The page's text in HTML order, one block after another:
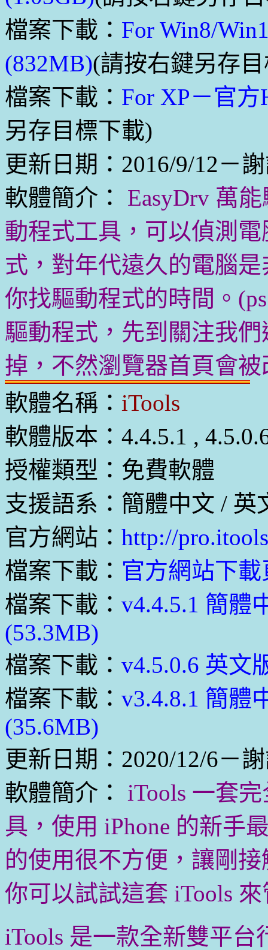
檔案下載： For Win8/
(832MB)(請按右鍵另存
檔案下載： For XP－官
另存目標下載)
更新日期：2016/9/12－
軟體簡介：
EasyDrv 萬
動程式工具，可以偵測
式，對年代遠久的電腦
你找驅動程式的時間。
驅動程式，先到關注我
掉，不然瀏覽器首頁會被
軟體名稱： iTools
軟體版本：4.4.5.1 ,
授權類型：免費軟體
支援語系：簡體中文 / 英
官方網站： http://
檔案下載： 官方網站下載
檔案下載： v4.4.5.1 簡體
(53.3MB)
檔案下載： v4.5.0.6 英文
檔案下載： v3.4.8.1 簡體
(35.6MB)
更新日期：2020/12/6－
軟體簡介：
iTools 一套
具，使用 iPhone 的新手
的使用很不方便，讓剛
你可以試試這套 iTools
iTools 是一款全新雙平